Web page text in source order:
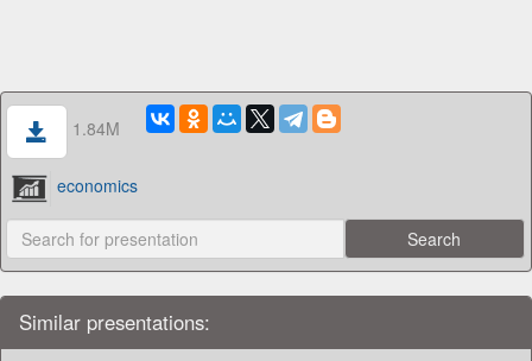
1.84M
economics
Similar presentations: